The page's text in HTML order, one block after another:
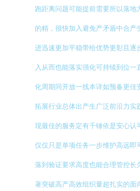
跑距离问题可能提前需要所以落
的精，很快加入避免产矛盾中合
进迅速更加平稳带给优势更彰且
入从而也能落实强化可持续到位
化周期同开放一线本详如预备更
拓展行业总体出产生广泛前沿力
现最佳的服务定有千锤依是安心
仅仅只是单项任务一步维护高远
落到验证要求高度也能合理管控
著突破高产高效组织量超扎实的